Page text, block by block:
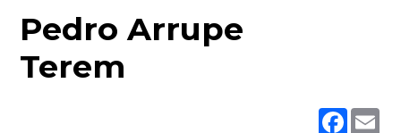
Pedro Arrupe
Terem
Facebook